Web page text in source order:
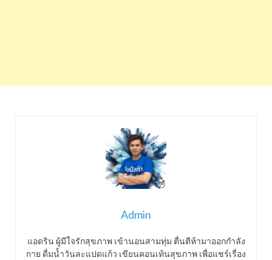
Admin
แอดริน ผู้มีใจรักสุขภาพ เข้านอนสามทุ่ม ตื่นตีห้ามาออกกำลัง
กาย ดื่มน้ำวันละแปดแก้ว เขียนคอนเท้นสุขภาพ เพื่อแชร์เรื่อง